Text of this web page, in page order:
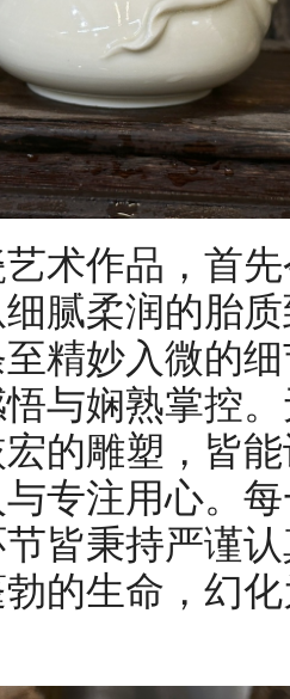
术作品，首
腻柔润的胎
精妙入微的
与娴熟掌控
的雕塑，皆
专注用心。
皆秉持严谨
的生命，幻